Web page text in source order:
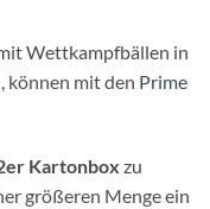
Wettkampfbällen in
können mit den Prime
Kartonbox zu
größeren Menge ein